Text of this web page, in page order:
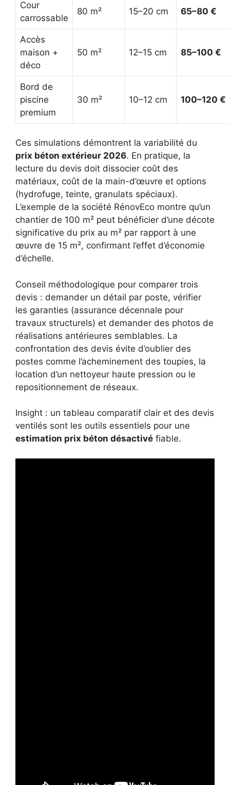
Cour
carrossable
80 m² 15–20 cm 65–80 €
Accès
maison +
déco
50 m² 12–15 cm 85–100 €
Bord de
piscine
premium
30 m² 10–12 cm 100–120 €
Ces simulations démontrent la variabilité du
prix béton extérieur 2026. En pratique, la
lecture du devis doit dissocier coût des
matériaux, coût de la main-d’œuvre et options
(hydrofuge, teinte, granulats spéciaux).
L’exemple de la société RénovEco montre qu’un
chantier de 100 m² peut bénéficier d’une décote
significative du prix au m² par rapport à une
œuvre de 15 m², confirmant l’effet d’économie
d’échelle.
Conseil méthodologique pour comparer trois
devis : demander un détail par poste, vérifier
les garanties (assurance décennale pour
travaux structurels) et demander des photos de
réalisations antérieures semblables. La
confrontation des devis évite d’oublier des
postes comme l’acheminement des toupies, la
location d’un nettoyeur haute pression ou le
repositionnement de réseaux.
Insight : un tableau comparatif clair et des devis
ventilés sont les outils essentiels pour une
estimation prix béton désactivé fiable.